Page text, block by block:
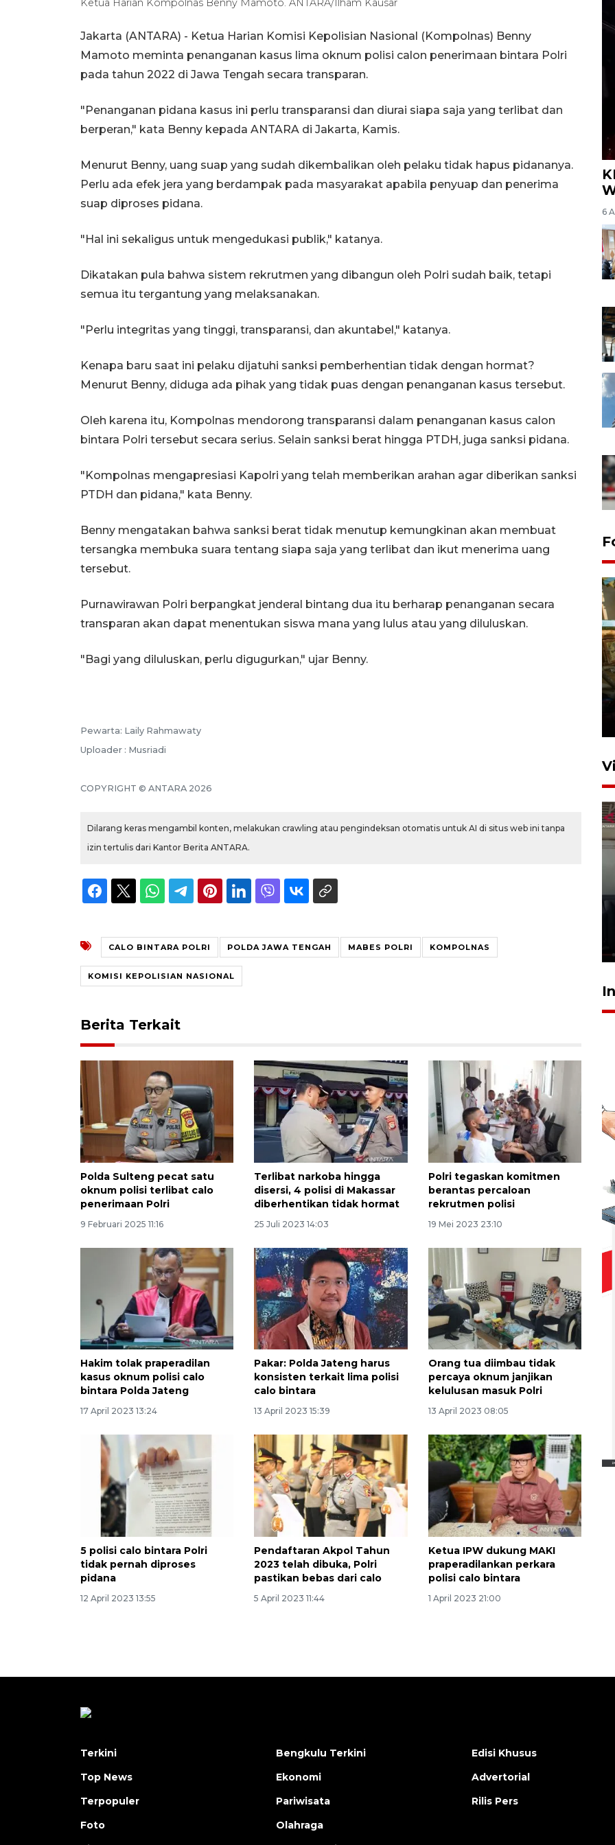
Ketua Harian Kompolnas Benny Mamoto. ANTARA/Ilham Kausar
Jakarta (ANTARA) - Ketua Harian Komisi Kepolisian Nasional (Kompolnas) Benny
Mamoto meminta penanganan kasus lima oknum polisi calon penerimaan bintara Polri
pada tahun 2022 di Jawa Tengah secara transparan.
"Penanganan pidana kasus ini perlu transparansi dan diurai siapa saja yang terlibat dan
berperan," kata Benny kepada ANTARA di Jakarta, Kamis.
Menurut Benny, uang suap yang sudah dikembalikan oleh pelaku tidak hapus pidananya.
Perlu ada efek jera yang berdampak pada masyarakat apabila penyuap dan penerima
suap diproses pidana.
"Hal ini sekaligus untuk mengedukasi publik," katanya.
Dikatakan pula bahwa sistem rekrutmen yang dibangun oleh Polri sudah baik, tetapi
semua itu tergantung yang melaksanakan.
"Perlu integritas yang tinggi, transparansi, dan akuntabel," katanya.
Kenapa baru saat ini pelaku dijatuhi sanksi pemberhentian tidak dengan hormat?
Menurut Benny, diduga ada pihak yang tidak puas dengan penanganan kasus tersebut.
Oleh karena itu, Kompolnas mendorong transparansi dalam penanganan kasus calon
bintara Polri tersebut secara serius. Selain sanksi berat hingga PTDH, juga sanksi pidana.
"Kompolnas mengapresiasi Kapolri yang telah memberikan arahan agar diberikan sanksi
PTDH dan pidana," kata Benny.
Benny mengatakan bahwa sanksi berat tidak menutup kemungkinan akan membuat
tersangka membuka suara tentang siapa saja yang terlibat dan ikut menerima uang
tersebut.
Purnawirawan Polri berpangkat jenderal bintang dua itu berharap penanganan secara
transparan akan dapat menentukan siswa mana yang lulus atau yang diluluskan.
"Bagi yang diluluskan, perlu digugurkan," ujar Benny.
Pewarta: Laily Rahmawaty
Uploader : Musriadi
COPYRIGHT © ANTARA 2026
Dilarang keras mengambil konten, melakukan crawling atau pengindeksan otomatis untuk AI di situs web ini tanpa
izin tertulis dari Kantor Berita ANTARA.
CALO BINTARA POLRI POLDA JAWA TENGAH MABES POLRI KOMPOLNAS
KOMISI KEPOLISIAN NASIONAL
Berita Terkait
Polda Sulteng pecat satu
oknum polisi terlibat calo
penerimaan Polri
9 Februari 2025 11:16
Terlibat narkoba hingga
disersi, 4 polisi di Makassar
diberhentikan tidak hormat
25 Juli 2023 14:03
Polri tegaskan komitmen
berantas percaloan
rekrutmen polisi
19 Mei 2023 23:10
Hakim tolak praperadilan
kasus oknum polisi calo
bintara Polda Jateng
17 April 2023 13:24
Pakar: Polda Jateng harus
konsisten terkait lima polisi
calo bintara
13 April 2023 15:39
Orang tua diimbau tidak
percaya oknum janjikan
kelulusan masuk Polri
13 April 2023 08:05
5 polisi calo bintara Polri
tidak pernah diproses
pidana
12 April 2023 13:55
Pendaftaran Akpol Tahun
2023 telah dibuka, Polri
pastikan bebas dari calo
5 April 2023 11:44
Ketua IPW dukung MAKI
praperadilankan perkara
polisi calo bintara
1 April 2023 21:00
6
21 Juli 2026 15:45
Ekspedisi Rupiah Berdaulat
2026 sambangi Papua
2026-08-06 13:15:00
Terkini
Top News
Terpopuler
Foto
Bengkulu Terkini
Ekonomi
Pariwisata
Olahraga
Edisi Khusus
Advertorial
Rilis Pers